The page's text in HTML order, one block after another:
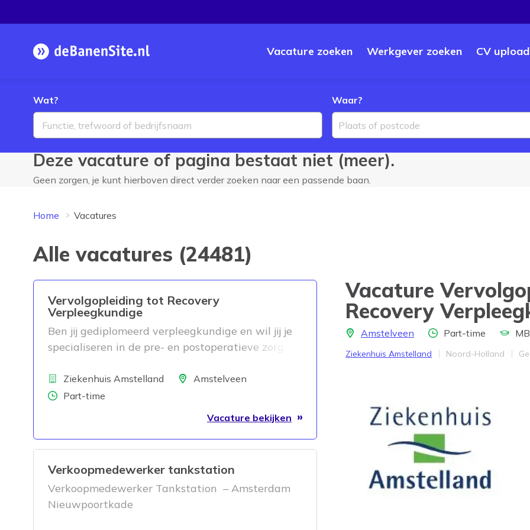
Homepage Vacature zoeken Werkgever zoeken CV
Wat? Waar?
Plaats of postcode
Deze vacature of pagina bestaat niet (meer).
Geen zorgen, je kunt hierboven direct verder zoeken naar een passende baan.
Home Vacatures
Alle vacatures (24481)
Vervolgopleiding tot Recovery
Verpleegkundige
Ben jij gediplomeerd verpleegkundige en wil jij je
specialiseren in de pre- en postoperatieve zorg
Dan zoeken wij jou!
BedrijfZiekenhuis Amstelland LocatieAmstelveen
Aantal uren
Part-time
Vacature bekijken
Verkoopmedewerker tankstation
Verkoopmedewerker Tankstation – Amsterdam
Nieuwpoortkade
Vacature
Recovery
LocatieAmstelveen Aantal uren
Part-time
Bedrijf
Ziekenhuis Amstelland Provincie
Noord-Holland